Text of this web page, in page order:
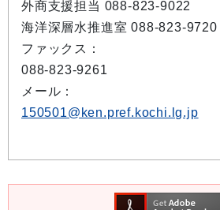
外商支援担当 088-823-9022
海洋深層水推進室 088-823-9720
ファックス：
088-823-9261
メール：
150501@ken.pref.kochi.lg.jp